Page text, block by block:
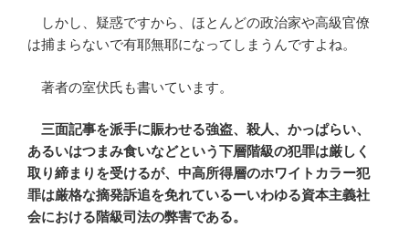
しかし、疑惑ですから、ほとんどの政治家や高級官僚
は捕まらないで有耶無耶になってしまうんですよね。
著者の室伏氏も書いています。
三面記事を派手に賑わせる強盗、殺人、かっぱらい、
あるいはつまみ食いなどという下層階級の犯罪は厳しく
取り締まりを受けるが、中高所得層のホワイトカラー犯
罪は厳格な摘発訴追を免れているーいわゆる資本主義社
会における階級司法の弊害である。